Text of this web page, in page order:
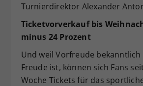
Turnierdirektor Alexander
Ticketvorverkauf bis
minus 24 Prozent
Und weil Vorfreude
Freude ist, können sich Fans
Woche Tickets für das